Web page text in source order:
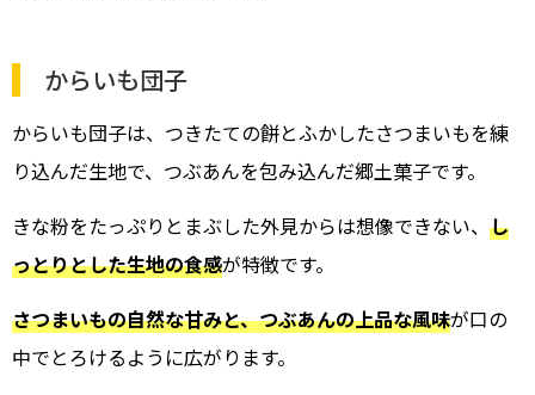
からいも団子
からいも団子は、つきたての餅とふかしたさつまいもを練
り込んだ生地で、つぶあんを包み込んだ郷土菓子です。
きな粉をたっぷりとまぶした外見からは想像できない、 し
っとりとした生地の食感が特徴です。
さつまいもの自然な甘みと、つぶあんの上品な風味が口の
中でとろけるように広がります。